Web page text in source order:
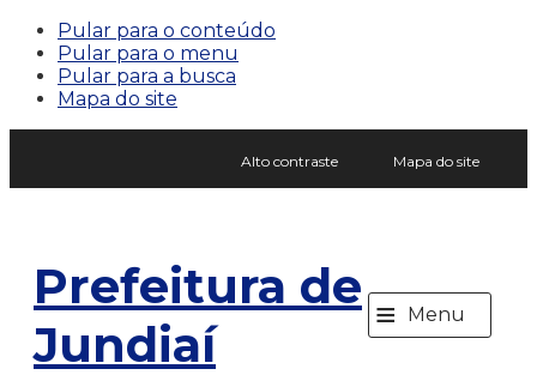
Pular para o conteúdo
Pular para o menu
Pular para a busca
Mapa do site
Alto contraste Mapa do site
Prefeitura de
Jundiaí
≡ Menu